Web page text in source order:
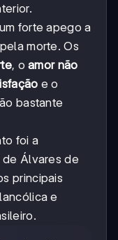
forte apego a
morte. Os
, oamor não
e o
bastante
foi a
Álvares de
principais
e